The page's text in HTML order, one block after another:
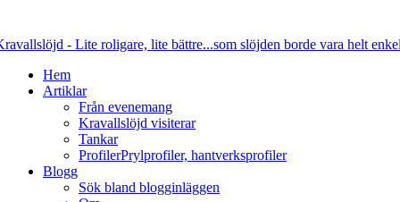
Hem
Artiklar
Från evenemang
Kravallslöjd visiterar
Tankar
ProfilerPrylprofiler, hantverksprofiler
Blogg
Sök bland blogginläggen